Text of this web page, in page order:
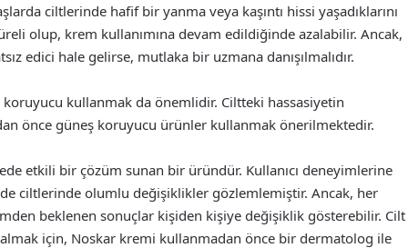
ciltlerinde hafif bir yanma veya kaşıntı hissi yaşadıklarını
olup, krem kullanımına devam edildiğinde azalabilir. Ancak,
edici hale gelirse, mutlaka bir uzmana danışılmalıdır.
kullanmak da önemlidir. Ciltteki hassasiyetin
önce güneş koruyucu ürünler kullanmak önerilmektedir.
etkili bir çözüm sunan bir üründür. Kullanıcı deneyimlerine
ciltlerinde olumlu değişiklikler gözlemlemiştir. Ancak, her
beklenen sonuçlar kişiden kişiye değişiklik gösterebilir. Cilt
almak için, Noskar kremi kullanmadan önce bir dermatolog ile